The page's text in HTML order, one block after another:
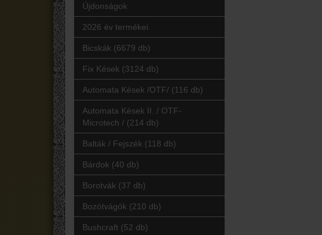
Újdonságok
2026 év termékei
Bicskák (6679 db)
Fix Kések (3124 db)
Automata Kések /OTF/ (116 db)
Automata Kések II. / OTF-
Microtech / (214 db)
Balták / Fejszék (118 db)
Bárdok (40 db)
Borotvák (37 db)
Bozótvágók (210 db)
Bushcraft (52 db)